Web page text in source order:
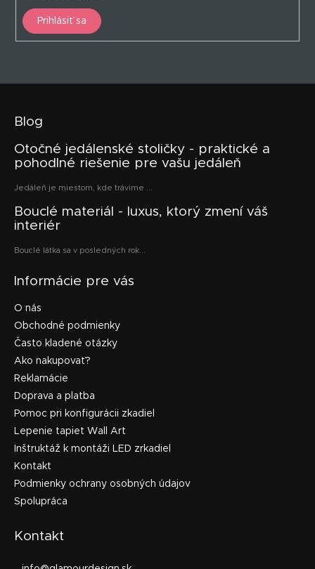
Prihlásiť sa
Blog
Otočné jedálenské stoličky - praktické a
pohodlné riešenie pre vašu jedáleň
Jedáleň je miestom, kde trávime ...
Bouclé materiál - luxus, ktorý zmení váš
interiér
Bouclé látka sa v posledných rok...
Informácie pre vás
O nás
Obchodné podmienky
Často kladené otázky
Ako nakupovať?
Reklamácie
Doprava a platba
Pomoc pri konfigurácii zkadiel
Lepenie tapiet Wall Art
Inštruktáž k montáži LED zrkadiel
Kontakt
Podmienky ochrany osobných údajov
Spolupráca
Kontakt